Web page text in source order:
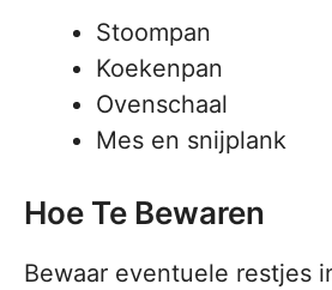
Stoompan
Koekenpan
Ovenschaal
Mes en snijplank
Hoe Te Bewaren
Bewaar eventuele restjes